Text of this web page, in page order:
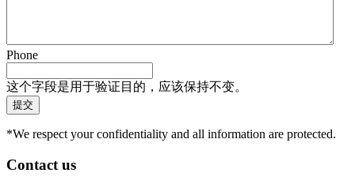
Phone
这个字段是用于验证目的，应该保持不变。
*We respect your confidentiality and all information are protected.
Contact us